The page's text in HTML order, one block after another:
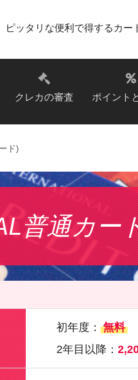
ピッタリな便利で得するカー
クレカの審査 ポイント
ド)
普通カー
初年度： 無料
2年目以降：